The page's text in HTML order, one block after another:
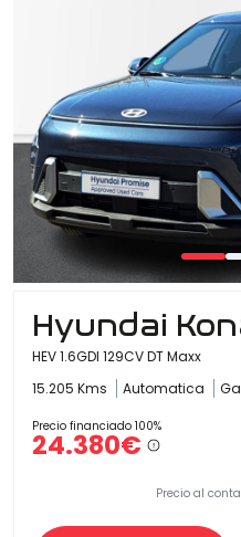
Transmisión
Carrocería
Hyundai
HEV 1.6GDI 129CV DT Maxx
15.205 Kms
Automatica
Precio financiado 100%
24.380€
Precio al